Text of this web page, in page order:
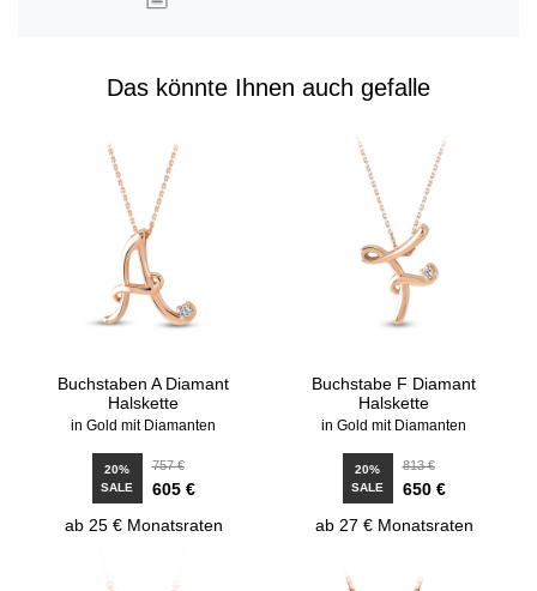
Das könnte Ihnen auch gefalle
Buchstaben A Diamant
Halskette
in Gold mit Diamanten
20%
SALE
757 €
605 €
ab 25 € Monatsraten
Buchstabe F Diamant
Halskette
in Gold mit Diamanten
20%
SALE
813 €
650 €
ab 27 € Monatsraten